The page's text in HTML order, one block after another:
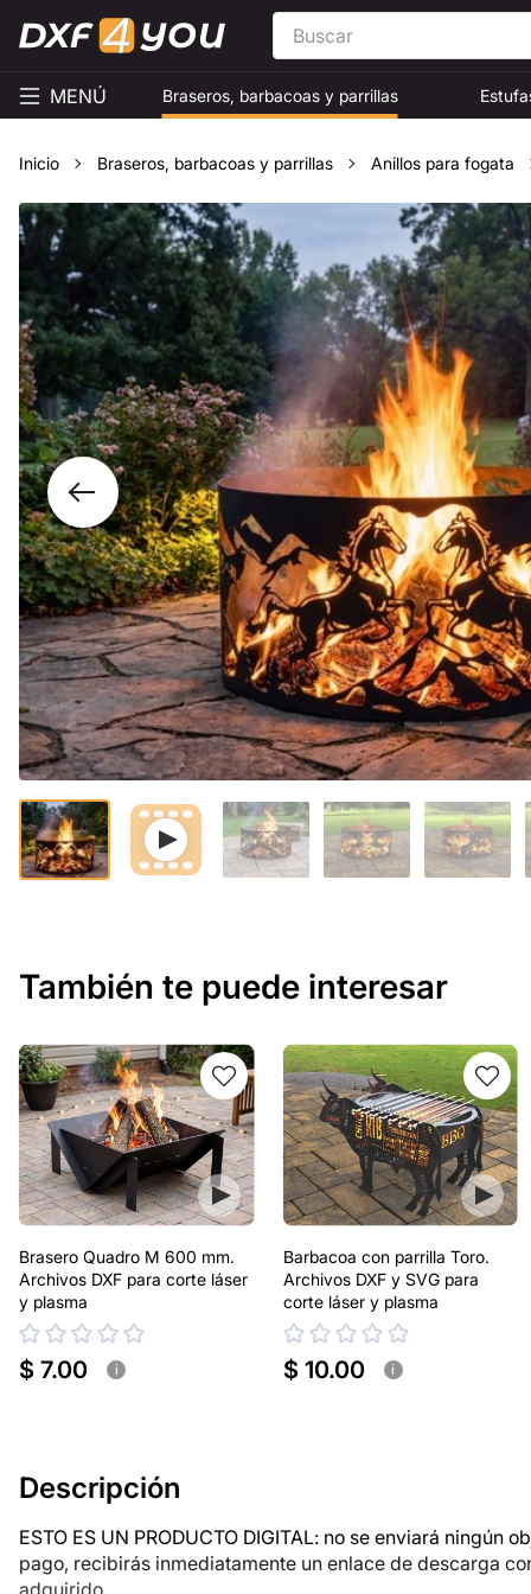
MENÚ Braseros, barbacoas y parrillas
Inicio Braseros, barbacoas y parrillas Anillos para fogata
También te puede interesar
Brasero Quadro M 600 mm.
Archivos DXF para corte láser
y plasma
$ 7.00 i
Barbacoa con parrilla Toro.
Archivos DXF y SVG para
corte láser y plasma
$ 10.00 i
Descripción
ESTO ES UN PRODUCTO DIGITAL: no se enviará ningún
pago, recibirás inmediatamente un enlace de descarga
adquirido.